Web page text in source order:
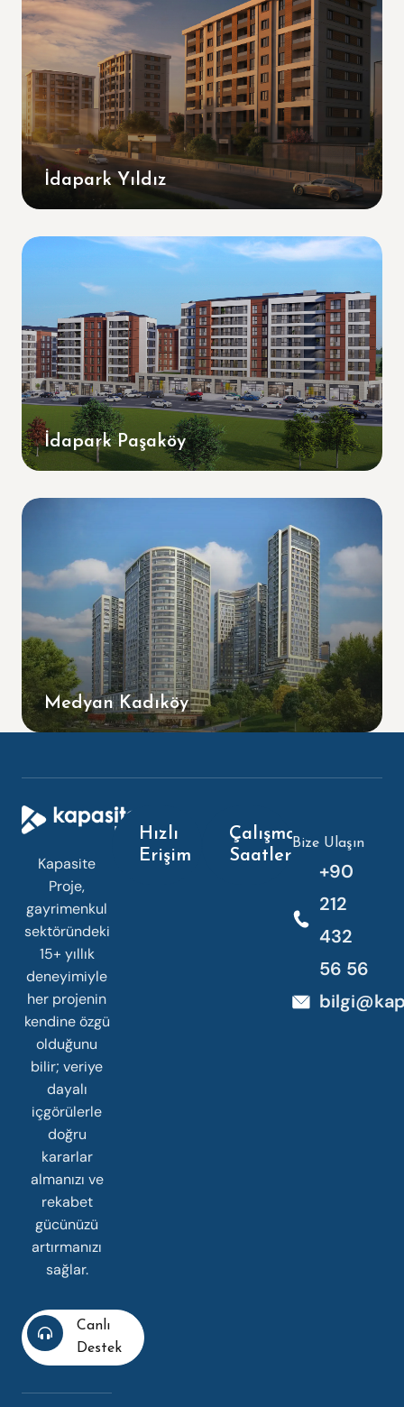
İdapark Yıldız
İdapark Paşaköy
Medyan Kadıköy
Kapasite
Proje,
gayrimenkul
sektöründeki
15+ yıllık
deneyimiyle
her projenin
kendine özgü
olduğunu
bilir; veriye
dayalı
içgörülerle
doğru
kararlar
almanızı ve
rekabet
gücünüzü
artırmanızı
sağlar.
Canlı
Destek
Hızlı
Erişim
Çalışma
Saatleri
Bize Ulaşın
+90
212
432
56 56